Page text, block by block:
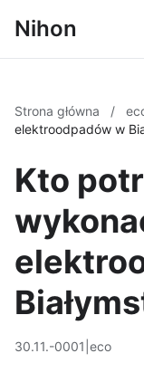
Nihon
Strona główna /
elektroodpadów w
Kto
30.11.-0001 eco